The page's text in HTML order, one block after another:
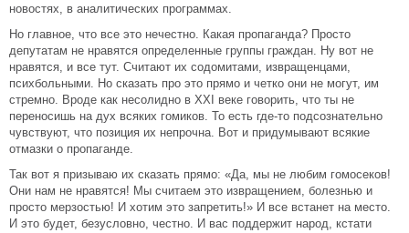
новостях, в аналитических программах.
Но главное, что все это нечестно. Какая пропаганда? Просто
депутатам не нравятся определенные группы граждан. Ну вот не
нравятся, и все тут. Считают их содомитами, извращенцами,
психбольными. Но сказать про это прямо и четко они не могут, им
стремно. Вроде как несолидно в XXI веке говорить, что ты не
переносишь на дух всяких гомиков. То есть где-то подсознательно
чувствуют, что позиция их непрочна. Вот и придумывают всякие
отмазки о пропаганде.
Так вот я призываю их сказать прямо: «Да, мы не любим гомосеков!
Они нам не нравятся! Мы считаем это извращением, болезнью и
просто мерзостью! И хотим это запретить!» И все встанет на место.
И это будет, безусловно, честно. И вас поддержит народ, кстати